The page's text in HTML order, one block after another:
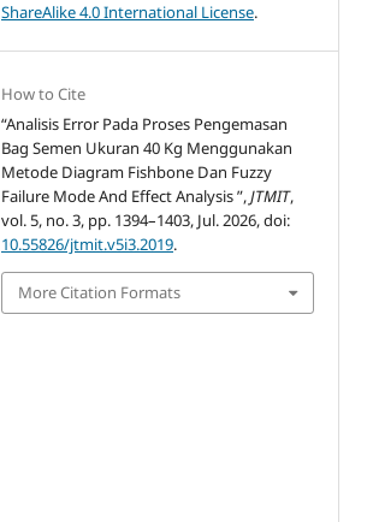
ShareAlike 4.0 International License.
How to Cite
“Analisis Error Pada Proses Pengemasan
Bag Semen Ukuran 40 Kg Menggunakan
Metode Diagram Fishbone Dan Fuzzy
Failure Mode And Effect Analysis ”,JTMIT,
vol. 5, no. 3, pp. 1394–1403, Jul. 2026, doi:
10.55826/jtmit.v5i3.2019.
More Citation Formats